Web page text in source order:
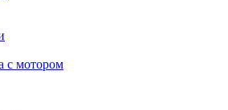
с мотором